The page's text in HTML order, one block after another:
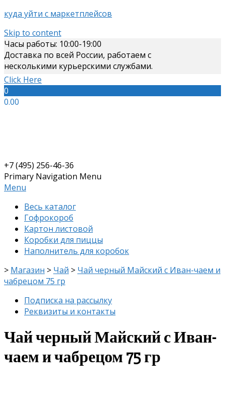
куда уйти с маркетплейсов
Skip to content
Часы работы: 10:00-19:00
Доставка по всей России, работаем с
несколькими курьерскими службами.
Click Here
0
0.00
+7 (495) 256-46-36
Primary Navigation Menu
Menu
Весь каталог
Гофрокороб
Картон листовой
Коробки для пиццы
Наполнитель для коробок
> Магазин > Чай > Чай черный Майский с Иван-чаем и
чабрецом 75 гр
Подписка на рассылку
Реквизиты и контакты
Чай черный Майский с Иван-
чаем и чабрецом 75 гр